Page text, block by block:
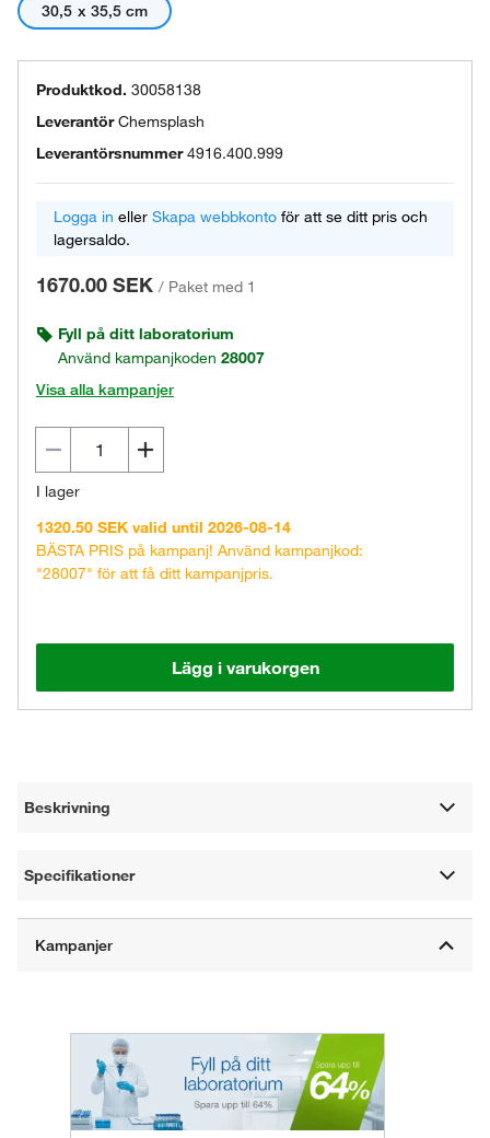
30,5 x 35,5 cm
Produktkod. 30058138
LeverantörChemsplash
Leverantörsnummer 4916.400.999
Logga in eller Skapa webbkonto för att se ditt pris och
lagersaldo.
1670.00 SEK / Paket med 1
Fyll på ditt laboratorium
Använd kampanjkoden 28007
Visa alla kampanjer
I lager
1320.50 SEK valid until 2026-08-14
BÄSTA PRIS på kampanj! Använd kampanjkod:
"28007" för att få ditt kampanjpris.
Lägg i varukorgen
Beskrivning
Specifikationer